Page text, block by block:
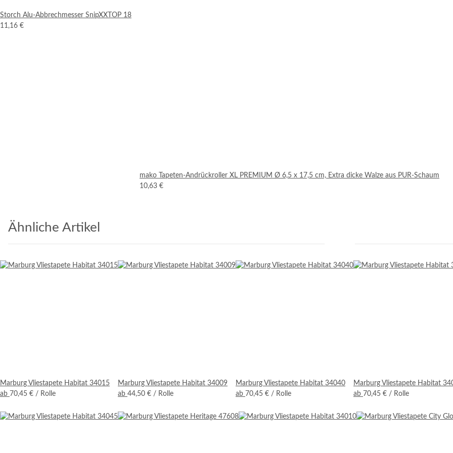
Storch Alu-Abbrechmesser SnipXXTOP 18
11,16 €
mako Tapeten-Andrückroller XL PREMIUM Ø 6,5 x 17,5 cm, Extra dicke Walze aus PUR-Schaum
10,63 €
Ähnliche Artikel
Marburg Vliestapete Habitat 34015
ab 70,45 € / Rolle
Marburg Vliestapete Habitat 34009
ab 44,50 € / Rolle
Marburg Vliestapete Habitat 34040
ab 70,45 € / Rolle
Marburg Vliestapete Habitat
ab 70,45 € / Rolle